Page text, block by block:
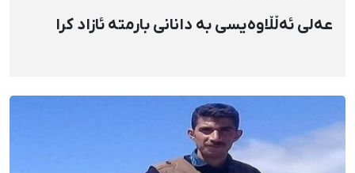
عەلی ئەڵڵاوەیسی بە دانانی بارمتە ئازاد کرا